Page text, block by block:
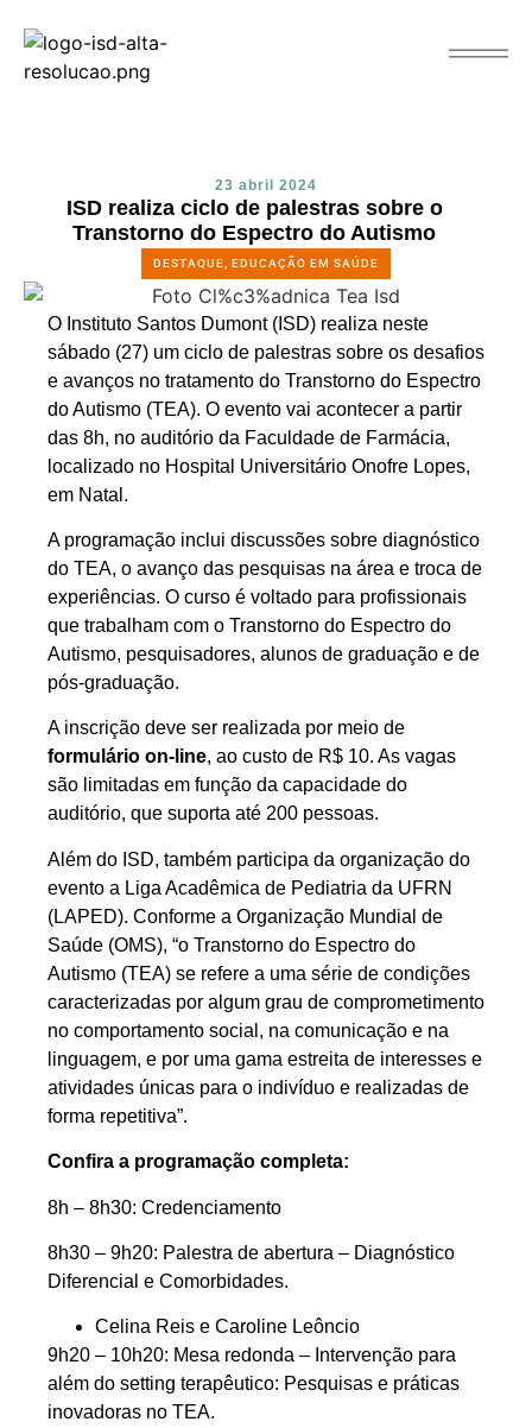
23 abril 2024
ISD realiza ciclo de palestras sobre o
Transtorno do Espectro do Autismo
DESTAQUE EDUCAÇÃO EM SAÚDE
O Instituto Santos Dumont (ISD) realiza neste
sábado (27) um ciclo de palestras sobre os desafios
e avanços no tratamento do Transtorno do Espectro
do Autismo (TEA). O evento vai acontecer a partir
das 8h, no auditório da Faculdade de Farmácia,
localizado no Hospital Universitário Onofre Lopes,
em Natal.
A programação inclui discussões sobre diagnóstico
do TEA, o avanço das pesquisas na área e troca de
experiências. O curso é voltado para profissionais
que trabalham com o Transtorno do Espectro do
Autismo, pesquisadores, alunos de graduação e de
pós-graduação.
A inscrição deve ser realizada por meio de
formulário on-line, ao custo de R$ 10. As vagas
são limitadas em função da capacidade do
auditório, que suporta até 200 pessoas.
Além do ISD, também participa da organização do
evento a Liga Acadêmica de Pediatria da UFRN
(LAPED). Conforme a Organização Mundial de
Saúde (OMS), “o Transtorno do Espectro do
Autismo (TEA) se refere a uma série de condições
caracterizadas por algum grau de comprometimento
no comportamento social, na comunicação e na
linguagem, e por uma gama estreita de interesses e
atividades únicas para o indivíduo e realizadas de
forma repetitiva”.
Confira a programação completa:
8h – 8h30: Credenciamento
8h30 – 9h20: Palestra de abertura – Diagnóstico
Diferencial e Comorbidades.
Celina Reis e Caroline Leôncio
9h20 – 10h20: Mesa redonda – Intervenção para
além do setting terapêutico: Pesquisas e práticas
inovadoras no TEA.